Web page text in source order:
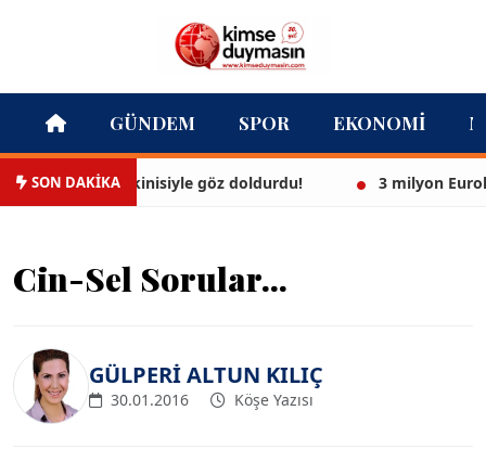
GÜNDEM SPOR EKONOMI
SON DAKİKA
beyaz bikinisiyle göz doldurdu! 3 milyon Euroluk
Cin-Sel Sorular...
GÜLPERİ ALTUN KILIÇ
30.01.2016 Köşe Yazısı